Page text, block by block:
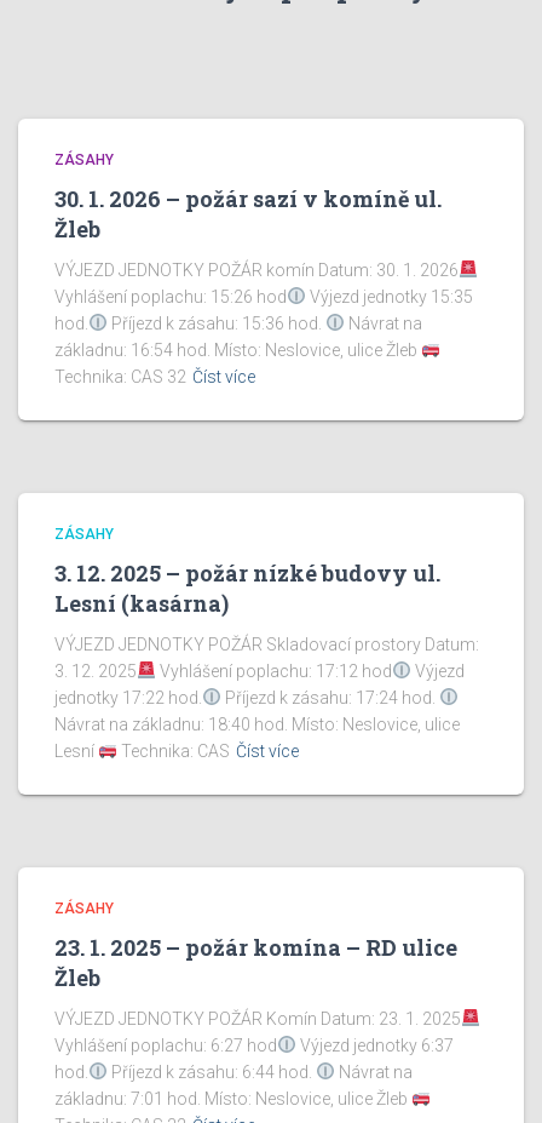
ZÁSAHY
30. 1. 2026 – požár sazí v komíně ul.
Žleb
VÝJEZD JEDNOTKY POŽÁR komín Datum: 30. 1. 2026
Vyhlášení poplachu: 15:26 hod
Výjezd jednotky 15:35
hod.
Příjezd k zásahu: 15:36 hod.
Návrat na
základnu: 16:54 hod. Místo: Neslovice, ulice Žleb
Technika: CAS 32 Číst více
ZÁSAHY
3. 12. 2025 – požár nízké budovy ul.
Lesní (kasárna)
VÝJEZD JEDNOTKY POŽÁR Skladovací prostory Datum:
3. 12. 2025
Vyhlášení poplachu: 17:12 hod
Výjezd
jednotky 17:22 hod.
Příjezd k zásahu: 17:24 hod.
Návrat na základnu: 18:40 hod. Místo: Neslovice, ulice
Lesní
Technika: CAS Číst více
ZÁSAHY
23. 1. 2025 – požár komína – RD ulice
Žleb
VÝJEZD JEDNOTKY POŽÁR Komín Datum: 23. 1. 2025
Vyhlášení poplachu: 6:27 hod
Výjezd jednotky 6:37
hod.
Příjezd k zásahu: 6:44 hod.
Návrat na
základnu: 7:01 hod. Místo: Neslovice, ulice Žleb